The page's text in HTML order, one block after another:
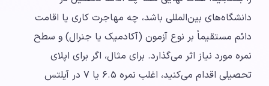
دانشگاه‌های بین‌المللی باشد، چه مهاجرت کاری یا اقامت
دائم مستقیماً بر نوع آزمون (آکادمیک یا جنرال) و سطح
نمره مورد نیاز اثر می‌گذارد. برای مثال، اگر برای اپلای
تحصیلی اقدام می‌کنید، اغلب نمره ۶.۵ یا ۷ در آیلتس